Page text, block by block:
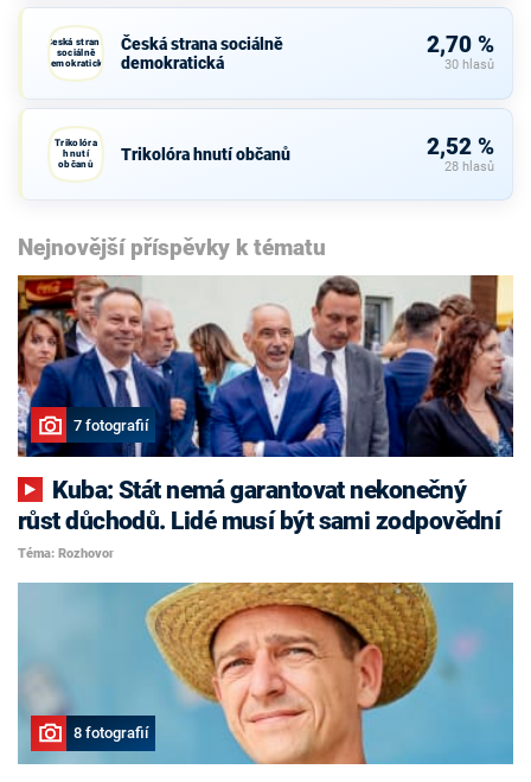
Česká strana
sociálně
demokratická
Česká strana sociálně
demokratická
2,70 %
30 hlasů
Trikolóra
hnutí
občanů
Trikolóra hnutí občanů 2,52 %
28 hlasů
Nejnovější příspěvky k tématu
7 fotografií
růst důchodů. Lidé musí být sami zodpovědní
Téma: Rozhovor
8 fotografií